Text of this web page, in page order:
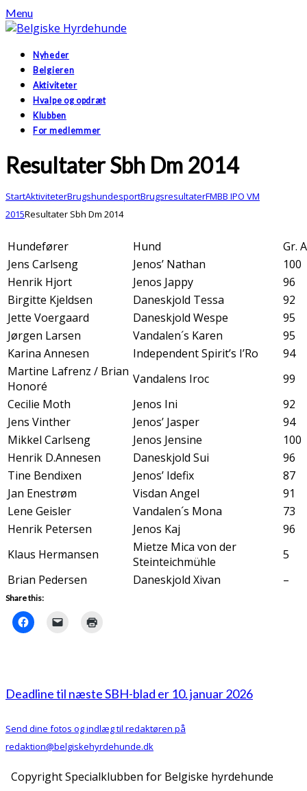
Menu
Nyheder
Belgieren
Aktiviteter
Hvalpe og opdræt
Klubben
For medlemmer
Resultater Sbh Dm 2014
StartAktiviteterBrugshundesportBrugsresultaterFMBB IPO VM
2015Resultater Sbh Dm 2014
Hundefører Hund
Gr. A
Jens Carlseng
Jenos’ Nathan
100
Henrik Hjort
Jenos Jappy
96
Birgitte Kjeldsen
Daneskjold Tessa
92
Jette Voergaard
Daneskjold Wespe
95
Jørgen Larsen
Vandalen´s Karen
95
Karina Annesen
Independent Spirit’s I’Ro
94
Martine Lafrenz / Brian
Honoré
Vandalens Iroc
99
Cecilie Moth
Jenos Ini
92
Jens Vinther
Jenos’ Jasper
94
Mikkel Carlseng
Jenos Jensine
100
Henrik D.Annesen
Daneskjold Sui
96
Tine Bendixen
Jenos’ Idefix
87
Jan Enestrøm
Visdan Angel
91
Lene Geisler
Vandalen´s Mona
73
Henrik Petersen
Jenos Kaj
96
Klaus Hermansen
Mietze Mica von der
Steinteichmühle
5
Brian Pedersen
Daneskjold Xivan –
Share this:
Deadline til næste SBH-blad er 10. januar 2026
Send dine fotos og indlæg til redaktøren på
redaktion@belgiskehyrdehunde.dk
Copyright Specialklubben for Belgiske hyrdehunde